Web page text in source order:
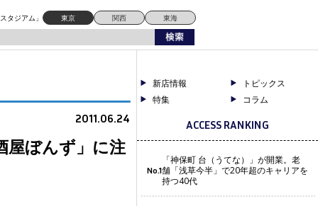
タジアム」 東京 関西 東海
2011.06.24
屋ぼんず」に注
新店情報
トピックス
特集
コラム
ACCESS RANKING
No.1
「神保町 台（うてな）」が開業。老
舗「浅草今半」で20年超のキャリアを
持つ40代